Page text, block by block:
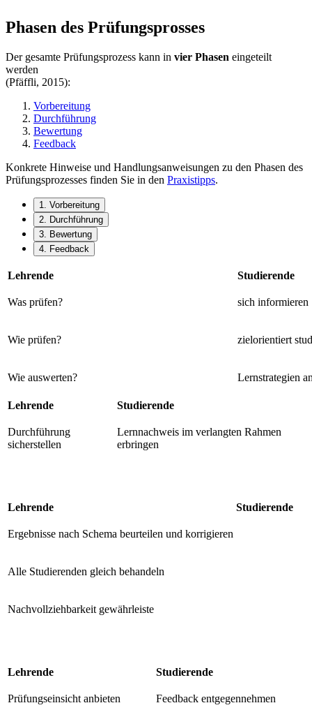
Phasen des Prüfungsprosses
Der gesamte Prüfungsprozess kann in vier Phasen eingeteilt
werden
(Pfäffli, 2015):
Vorbereitung
Durchführung
Bewertung
Feedback
Konkrete Hinweise und Handlungsanweisungen zu den Phasen des
Prüfungsprozesses finden Sie in den Praxistipps.
1. Vorbereitung
2. Durchführung
3. Bewertung
4. Feedback
Lehrende Studierende
Was prüfen? sich informieren
Wie prüfen? zielorientiert
Wie auswerten? Lernstrategien
Lehrende Studierende
Durchführung
sicherstellen
Lernnachweis im verlangten Rahmen
erbringen
Lehrende Studierende
Ergebnisse nach Schema beurteilen und korrigieren
Alle Studierenden gleich behandeln
Nachvollziehbarkeit gewährleiste
Lehrende Studierende
Prüfungseinsicht anbieten Feedback entgegennehmen